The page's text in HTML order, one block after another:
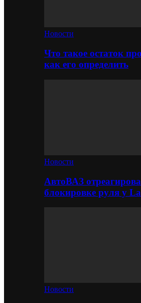
Новости
Что такое остаток
как его определить
Новости
АвтоВАЗ
блокировке руля у
Новости